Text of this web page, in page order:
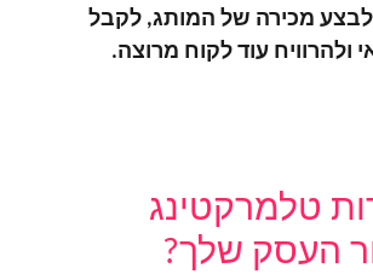
מכירה של המותג, לקבל
ולהרוויח עוד לקוח מרוצה.
טלמרקטינג
העסק שלך?